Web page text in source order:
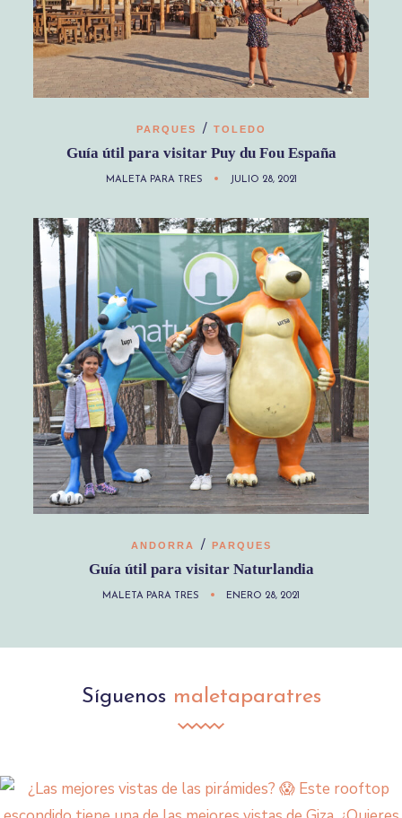
PARQUES / TOLEDO
Guía útil para visitar Puy du Fou España
MALETA PARA TRES JULIO 28, 2021
ANDORRA / PARQUES
Guía útil para visitar Naturlandia
MALETA PARA TRES ENERO 28, 2021
Síguenos maletaparatres